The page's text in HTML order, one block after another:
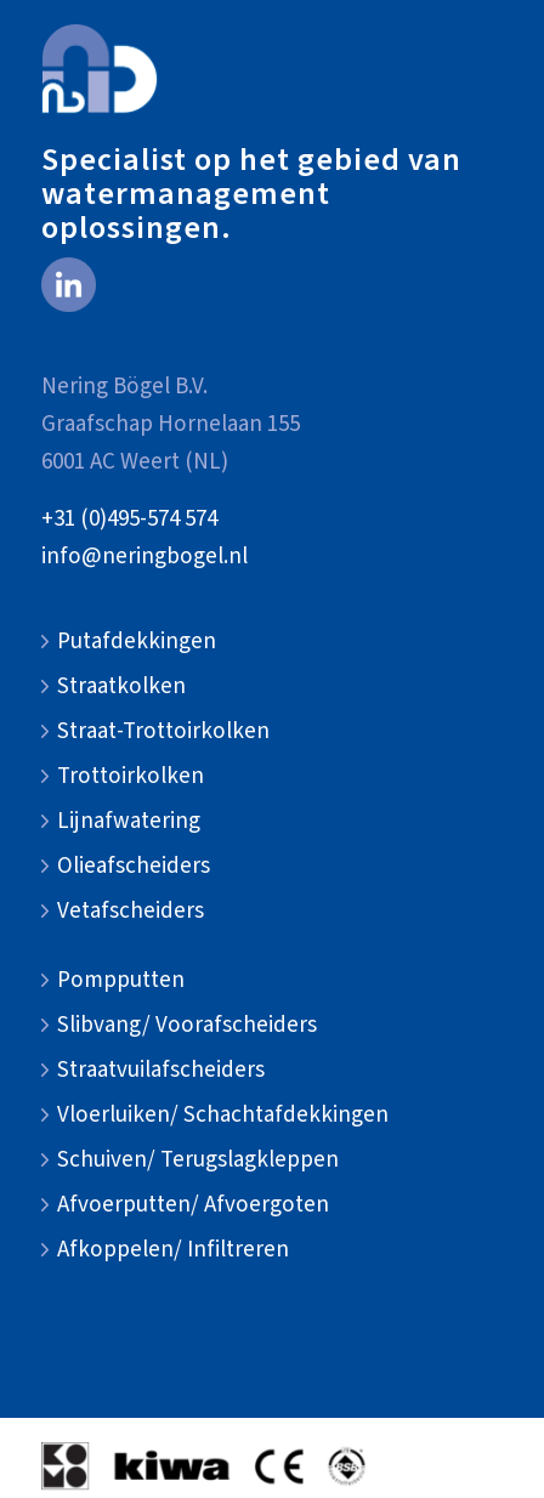
Specialist op het gebied van
watermanagement
oplossingen.
Nering Bögel B.V.
Graafschap Hornelaan 155
6001 AC Weert (NL)
+31 (0)495-574 574
info@neringbogel.nl
Putafdekkingen
Straatkolken
Straat-Trottoirkolken
Trottoirkolken
Lijnafwatering
Olieafscheiders
Vetafscheiders
Pompputten
Slibvang/ Voorafscheiders
Straatvuilafscheiders
Vloerluiken/ Schachtafdekkingen
Schuiven/ Terugslagkleppen
Afvoerputten/ Afvoergoten
Afkoppelen/ Infiltreren